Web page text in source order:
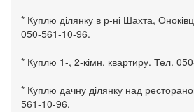
* Куплю ділянку в р-ні Шахта,
050-561-10-96.
* Куплю 1-, 2-кімн. квартиру. Тел.
* Куплю дачну ділянку над
561-10-96.